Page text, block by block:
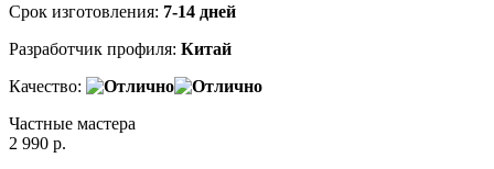
Срок изготовления: 7-14 дней
Разработчик профиля: Китай
Качество:
Частные мастера
2 990 р.